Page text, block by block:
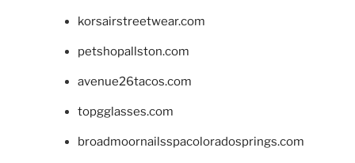
korsairstreetwear.com
petshopallston.com
avenue26tacos.com
topgglasses.com
broadmoornailsspacoloradosprings.com